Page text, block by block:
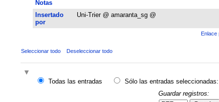
Notas
Insertado
por
Uni-Trier @ amaranta_sg @
Enlace
Seleccionar todo Deseleccionar todo
Todas las entradas
Sólo las entradas seleccionadas:
Guardar registros: